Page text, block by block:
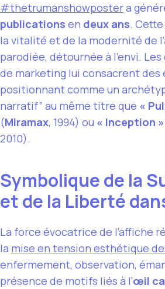
#thetrumanshowpostera
publications en deux ans.
la vitalité et de la modernité de
parodiée, détournée à l’envi.
de marketing lui consacrent des
positionnant comme un
narratif” au même titre que «
(Miramax, 1994) ou « Inception »
2010).
Symbolique de la
et de la Liberté
La force évocatrice de l’affiche
la mise en tension esthétique
enfermement, observation,
présence de motifs liés à l’œil